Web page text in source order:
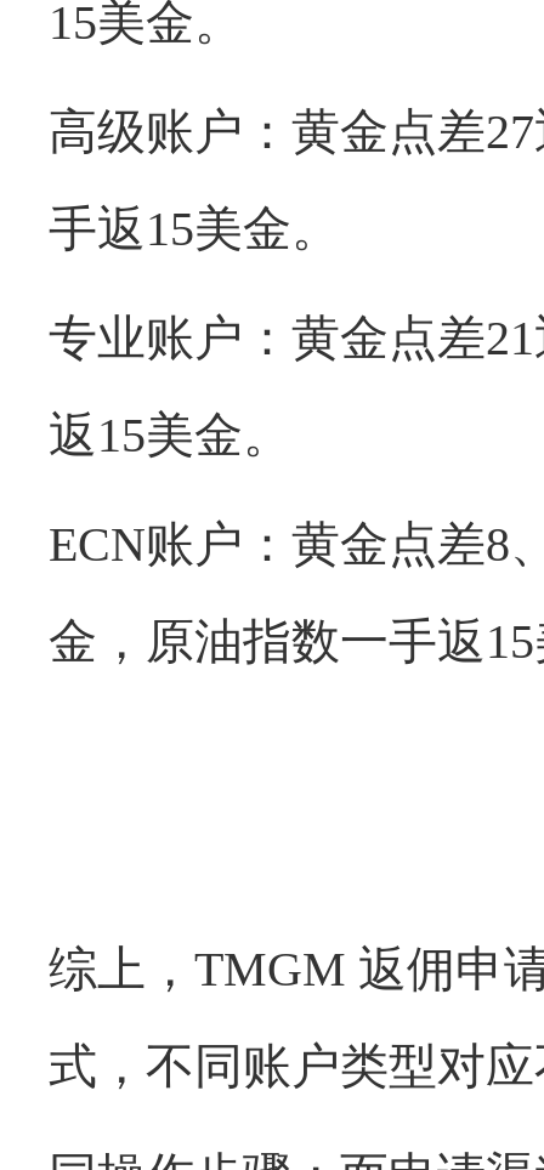
15美金。
高级账户：黄金点差
手返15美金。
专业账户：黄金点差
返15美金。
ECN账户：黄金点差8
金，原油指数一手返
综上， TMGM 返佣申
式，不同账户类型对